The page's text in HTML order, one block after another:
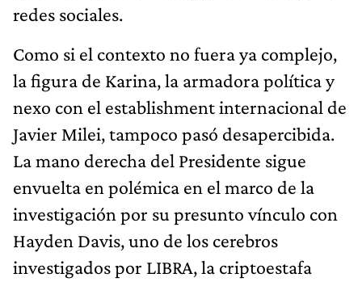
redes sociales.
Como si el contexto no fuera ya complejo,
la figura de Karina, la armadora política y
nexo con el establishment internacional de
Javier Milei, tampoco pasó desapercibida.
La mano derecha del Presidente sigue
envuelta en polémica en el marco de la
investigación por su presunto vínculo con
Hayden Davis, uno de los cerebros
investigados por LIBRA, la criptoestafa